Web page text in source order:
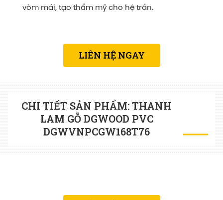
vòm mái, tạo thẩm mỹ cho hệ trần.
LIÊN HỆ NGAY
CHI TIẾT SẢN PHẨM: THANH
LAM GỖ DGWOOD PVC
DGWVNPCGW168T76